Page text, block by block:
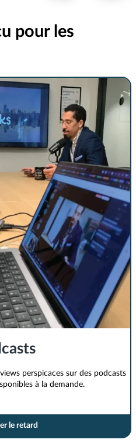
pour les
perspicaces sur des podcasts
à la demande.
le retard